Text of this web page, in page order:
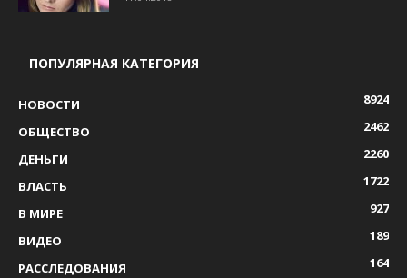
ПОПУЛЯРНАЯ КАТЕГОРИЯ
НОВОСТИ
8924
ОБЩЕСТВО
2462
ДЕНЬГИ
2260
ВЛАСТЬ
1722
В МИРЕ
927
ВИДЕО
189
РАССЛЕДОВАНИЯ
164